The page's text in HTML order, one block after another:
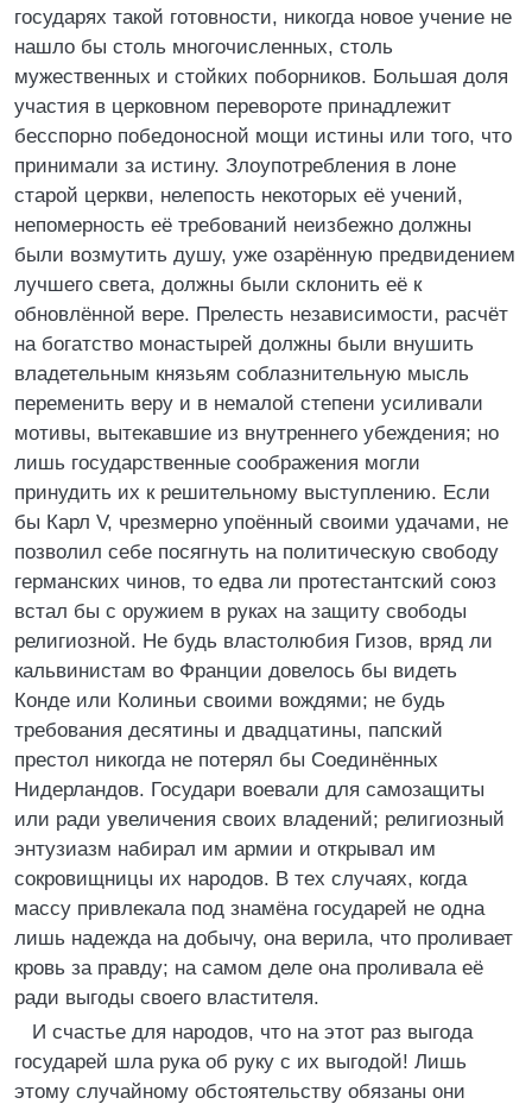
государях такой готовности, никогда новое учение не
нашло бы столь многочисленных, столь
мужественных и стойких поборников. Большая доля
участия в церковном перевороте принадлежит
бесспорно победоносной мощи истины или того, что
принимали за истину. Злоупотребления в лоне
старой церкви, нелепость некоторых её учений,
непомерность её требований неизбежно должны
были возмутить душу, уже озарённую предвидением
лучшего света, должны были склонить её к
обновлённой вере. Прелесть независимости, расчёт
на богатство монастырей должны были внушить
владетельным князьям соблазнительную мысль
переменить веру и в немалой степени усиливали
мотивы, вытекавшие из внутреннего убеждения; но
лишь государственные соображения могли
принудить их к решительному выступлению. Если
бы Карл V, чрезмерно упоённый своими удачами, не
позволил себе посягнуть на политическую свободу
германских чинов, то едва ли протестантский союз
встал бы с оружием в руках на защиту свободы
религиозной. Не будь властолюбия Гизов, вряд ли
кальвинистам во Франции довелось бы видеть
Конде или Колиньи своими вождями; не будь
требования десятины и двадцатины, папский
престол никогда не потерял бы Соединённых
Нидерландов. Государи воевали для самозащиты
или ради увеличения своих владений; религиозный
энтузиазм набирал им армии и открывал им
сокровищницы их народов. В тех случаях, когда
массу привлекала под знамёна государей не одна
лишь надежда на добычу, она верила, что проливает
кровь за правду; на самом деле она проливала её
ради выгоды своего властителя.
И счастье для народов, что на этот раз выгода
государей шла рука об руку с их выгодой! Лишь
этому случайному обстоятельству обязаны они